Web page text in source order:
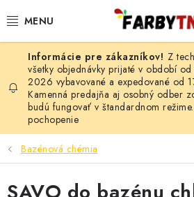
na
FARBY A LAKY
STAVEBNÁ CHÉMIA
MALIARSKE POTREBY
Z
všetky objednávky prijaté v období
2026 vybavované a expedované od
Kamenná predajňa aj osobný odber
budú fungovať v štandardnom
pochopenie
Bazénová chémia